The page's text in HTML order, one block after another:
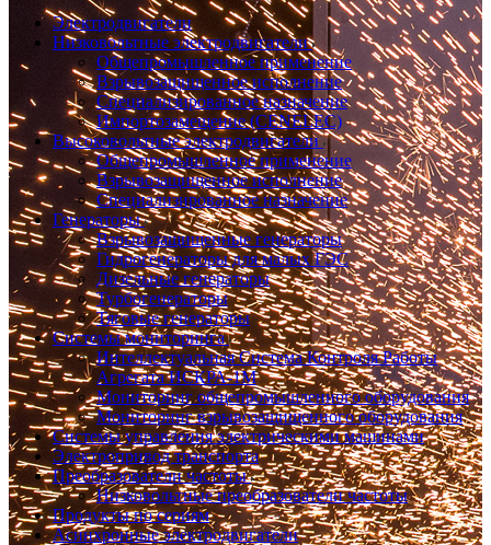
Электродвигатели
Низковольтные электродвигатели
Общепромышленное применение
Взрывозащищенное исполнение
Специализированное назначение
Импортозамещение (CENELEC)
Высоковольтные электродвигатели
Общепромышленное применение
Взрывозащищенное исполнение
Специализированное назначение
Генераторы
Взрывозащищенные генераторы
Гидрогенераторы для малых ГЭС
Дизельные генераторы
Турбогенераторы
Тяговые генераторы
Системы мониторинга
Интеллектуальная Система Контроля Работы
Агрегата ИСКРА-1М
Мониторинг общепромышленного оборудования
Мониторинг взрывозащищенного оборудования
Системы управления электрическими машинами
Электропривод транспорта
Преобразователи частоты
Низковольтные преобразователи частоты
Продукты по сериям
Асинхронные электродвигатели